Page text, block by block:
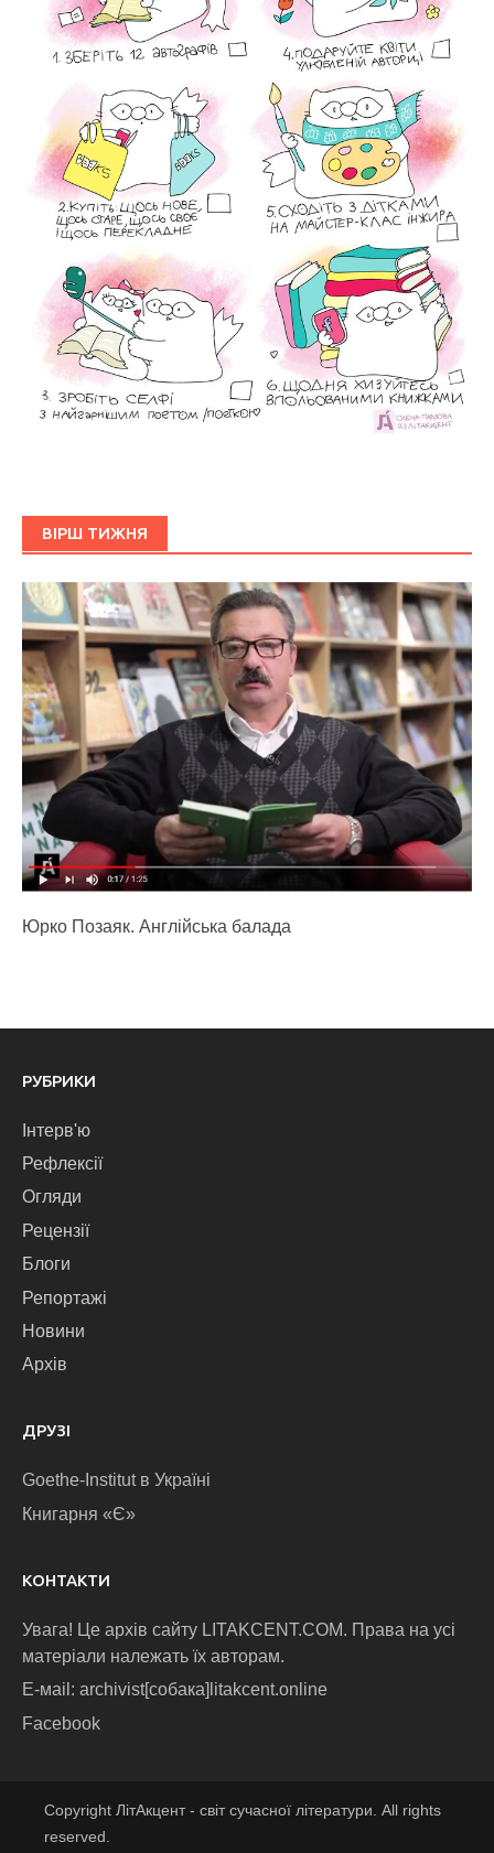
ВІРШ ТИЖНЯ
Юрко Позаяк. Англійська балада
РУБРИКИ
Інтерв'ю
Рефлексії
Огляди
Рецензії
Блоги
Репортажі
Новини
Архів
ДРУЗІ
Goethe-Institut в Україні
Книгарня «Є»
КОНТАКТИ
Увага! Це архів сайту LITAKCENT.COM. Права на усі
матеріали належать їх авторам.
E-маіl: archivist[собака]litakcent.online
Facebook
Copyright ЛітАкцент - світ сучасної літератури. All rights
reserved.